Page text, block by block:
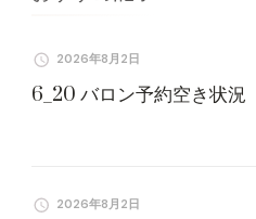
2026年8月2日
6_20 バロン予約空き状況
2026年8月2日